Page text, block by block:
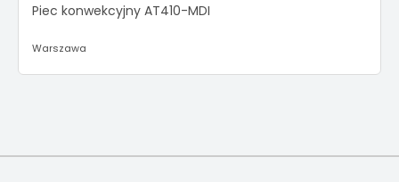
Piec konwekcyjny AT410-MDI
Warszawa